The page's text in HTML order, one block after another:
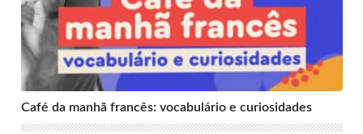
Café da manhã francês: vocabulário e curiosidades